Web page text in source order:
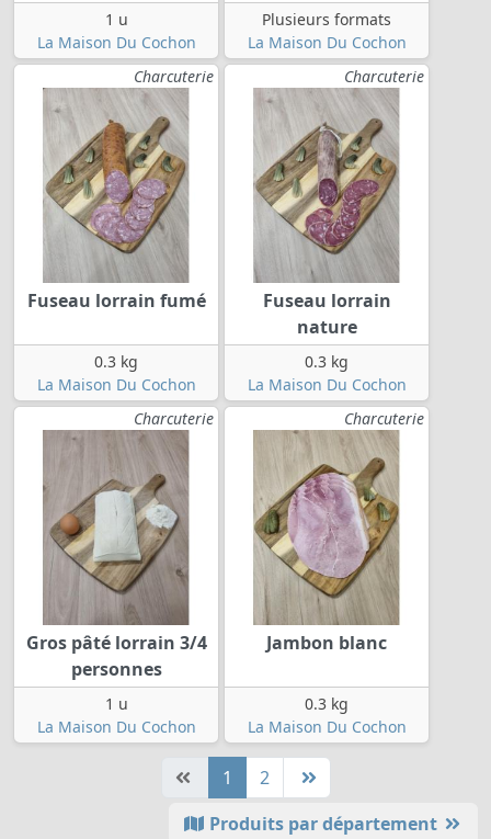
1 u
La Maison Du Cochon
Plusieurs formats
La Maison Du Cochon
Charcuterie
Fuseau lorrain fumé
0.3 kg
La Maison Du Cochon
Charcuterie
Fuseau lorrain
nature
0.3 kg
La Maison Du Cochon
Charcuterie
Gros pâté lorrain 3/4
personnes
1 u
La Maison Du Cochon
Charcuterie
Jambon blanc
0.3 kg
La Maison Du Cochon
1
2
Produits par département